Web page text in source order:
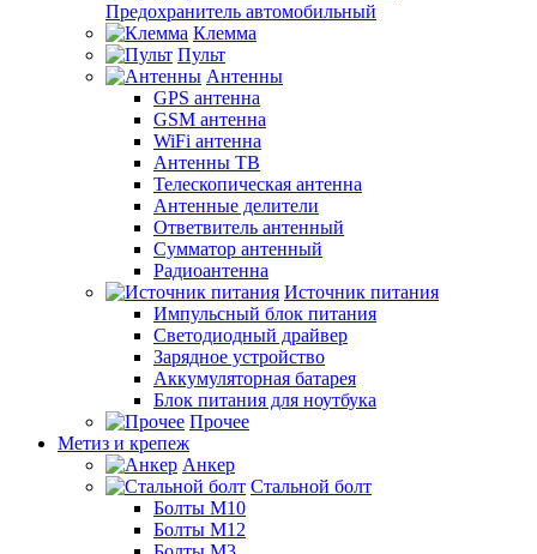
Предохранитель автомобильный
Клемма
Пульт
Антенны
GPS антенна
GSM антенна
WiFi антенна
Антенны ТВ
Телескопическая антенна
Антенные делители
Ответвитель антенный
Сумматор антенный
Радиоантенна
Источник питания
Импульсный блок питания
Светодиодный драйвер
Зарядное устройство
Аккумуляторная батарея
Блок питания для ноутбука
Прочее
Метиз и крепеж
Анкер
Стальной болт
Болты М10
Болты М12